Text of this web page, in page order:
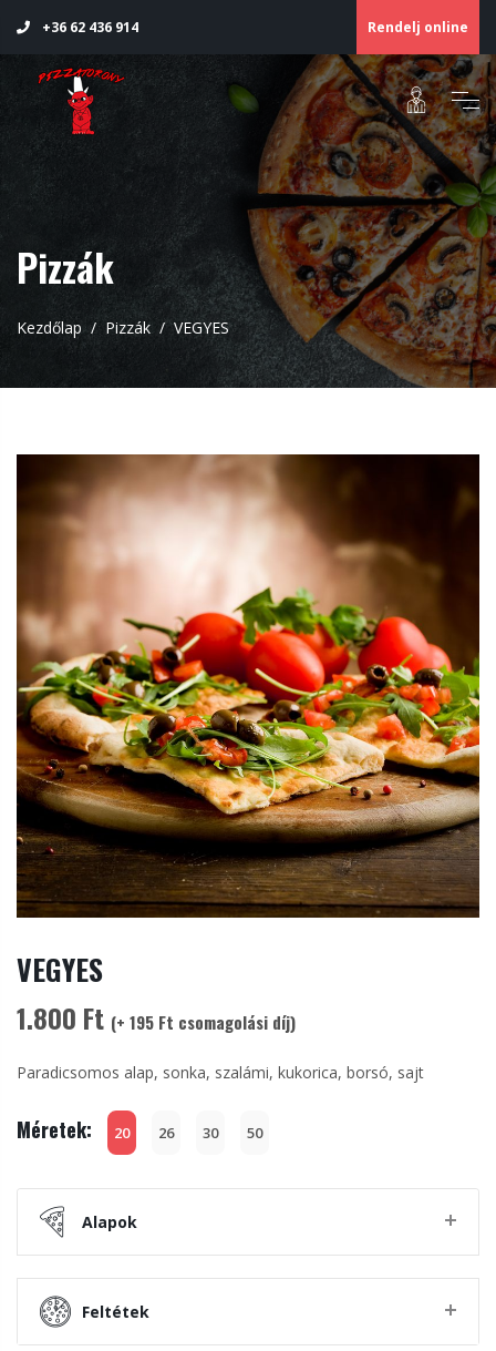
+36 62 436 914 Rendelj online
Pizzák
Kezdőlap Pizzák VEGYES
VEGYES
1.800 Ft (+ 195 Ft csomagolási díj)
Paradicsomos alap, sonka, szalámi, kukorica, borsó, sajt
Méretek: 20 26 30 50
Alapok
Feltétek